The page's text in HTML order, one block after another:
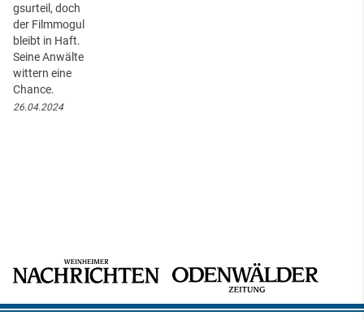
gsurteil, doch
der Filmmogul
bleibt in Haft.
Seine Anwälte
wittern eine
Chance.
26.04.2024